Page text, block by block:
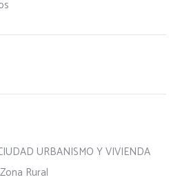
URBANISMO Y VIVIENDA
Rural